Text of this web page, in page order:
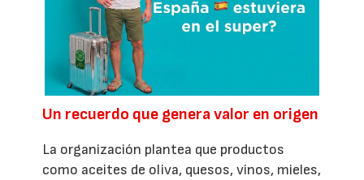
Un recuerdo que genera valor en origen
La organización plantea que productos
como aceites de oliva, quesos, vinos, mieles,